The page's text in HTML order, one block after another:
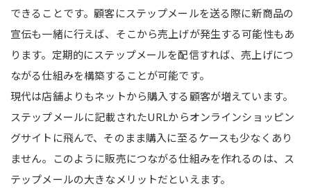
できることです。顧客にステップメールを送る際に新商品の
宣伝も一緒に行えば、そこから売上げが発生する可能性もあ
ります。定期的にステップメールを配信すれば、売上げにつ
ながる仕組みを構築することが可能です。
現代は店舗よりもネットから購入する顧客が増えています。
ステップメールに記載されたURLからオンラインショッピン
グサイトに飛んで、そのまま購入に至るケースも少なくあり
ません。このように販売につながる仕組みを作れるのは、ス
テップメールの大きなメリットだといえます。